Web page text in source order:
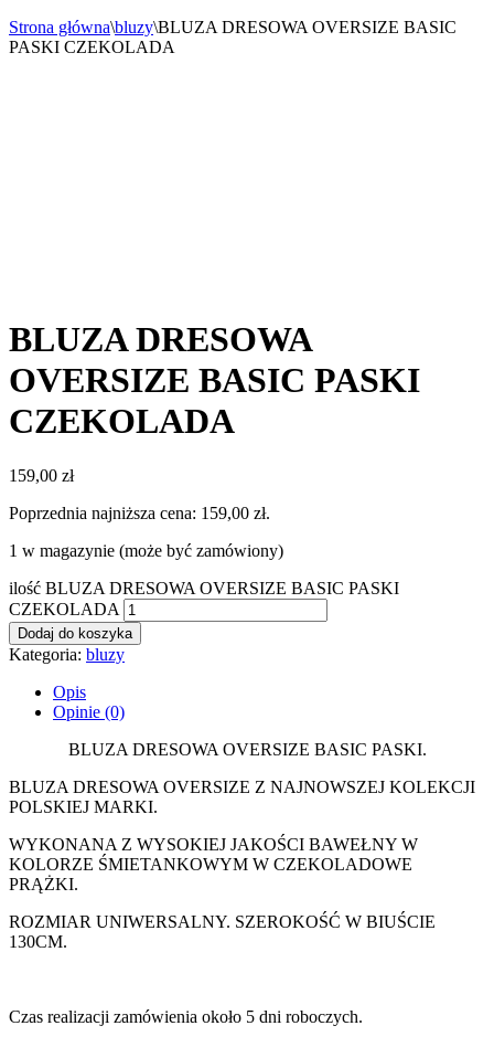
Strona główna\bluzy\BLUZA DRESOWA OVERSIZE BASIC
PASKI CZEKOLADA
BLUZA DRESOWA
OVERSIZE BASIC PASKI
CZEKOLADA
159,00 zł
Poprzednia najniższa cena: 159,00 zł.
1 w magazynie (może być zamówiony)
ilość BLUZA DRESOWA OVERSIZE BASIC PASKI
CZEKOLADA
Dodaj do koszyka
Kategoria: bluzy
Opis
Opinie (0)
BLUZA DRESOWA OVERSIZE BASIC PASKI.
BLUZA DRESOWA OVERSIZE Z NAJNOWSZEJ KOLEKCJI
POLSKIEJ MARKI.
WYKONANA Z WYSOKIEJ JAKOŚCI BAWEŁNY W
KOLORZE ŚMIETANKOWYM W CZEKOLADOWE
PRĄŻKI.
ROZMIAR UNIWERSALNY. SZEROKOŚĆ W BIUŚCIE
130CM.
Czas realizacji zamówienia około 5 dni roboczych.